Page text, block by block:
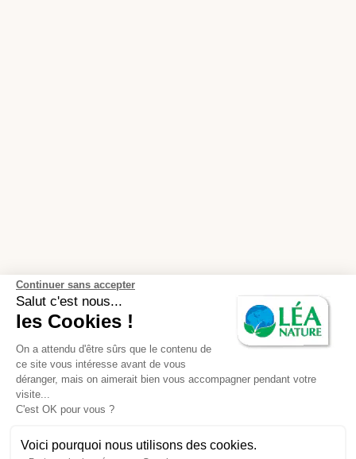
Continuer sans accepter
Salut c'est nous...
les Cookies !
On a attendu d'être sûrs que le contenu de
ce site vous intéresse avant de vous
déranger, mais on aimerait bien vous accompagner pendant votre
visite...
C'est OK pour vous ?
Voici pourquoi nous utilisons des cookies.